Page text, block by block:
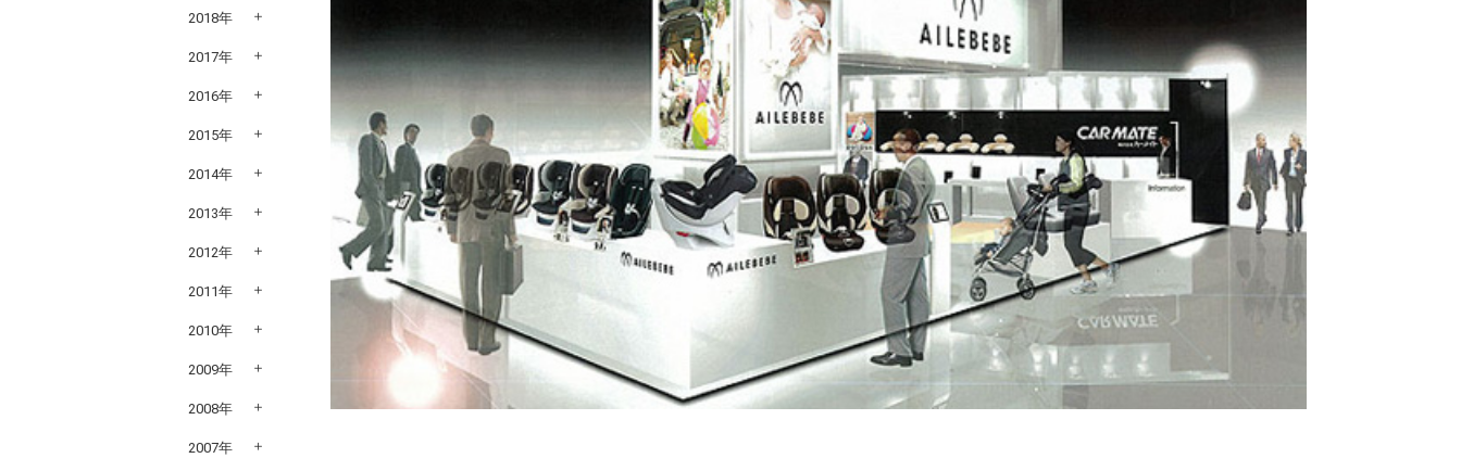
2018年
2017年
2016年
2015年
2014年
2013年
2012年
2011年
2010年
2009年
2008年
2007年